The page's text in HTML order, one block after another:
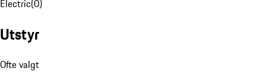
Electric(0)
Utstyr
Ofte valgt